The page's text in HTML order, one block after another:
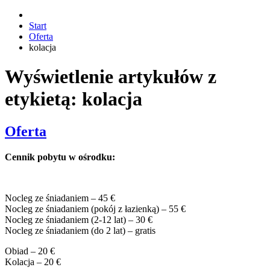
Start
Oferta
kolacja
Wyświetlenie artykułów z
etykietą: kolacja
Oferta
Cennik pobytu w ośrodku:
Nocleg ze śniadaniem – 45 €
Nocleg ze śniadaniem (pokój z łazienką) – 55 €
Nocleg ze śniadaniem (2-12 lat) – 30 €
Nocleg ze śniadaniem (do 2 lat) – gratis
Obiad – 20 €
Kolacja – 20 €